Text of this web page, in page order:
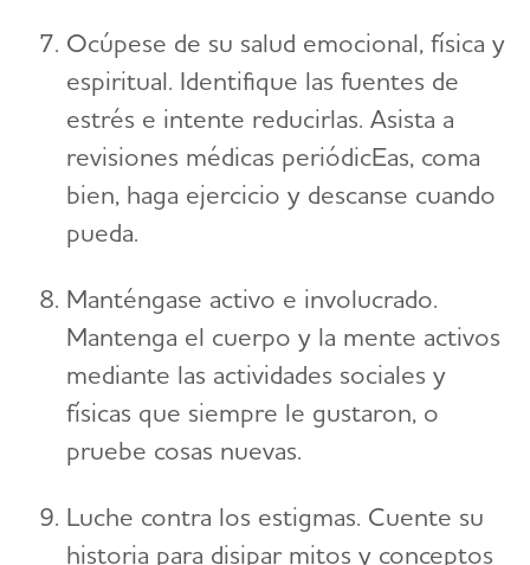
Ocúpese de su salud emocional, física y
espiritual. Identifique las fuentes de
estrés e intente reducirlas. Asista a
revisiones médicas periódicEas, coma
bien, haga ejercicio y descanse cuando
pueda.
Manténgase activo e involucrado.
Mantenga el cuerpo y la mente activos
mediante las actividades sociales y
físicas que siempre le gustaron, o
pruebe cosas nuevas.
Luche contra los estigmas. Cuente su
historia para disipar mitos y conceptos